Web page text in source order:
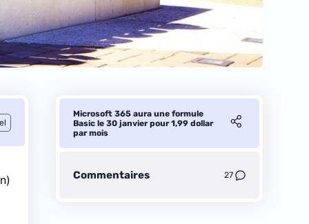
Microsoft 365 aura une formule
Basic le 30 janvier pour 1,99 dollar
par mois
Commentaires 27